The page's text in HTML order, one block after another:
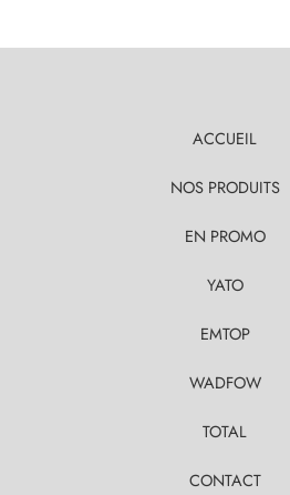
ACCUEIL
NOS PRODUITS
EN PROMO
YATO
EMTOP
WADFOW
TOTAL
CONTACT